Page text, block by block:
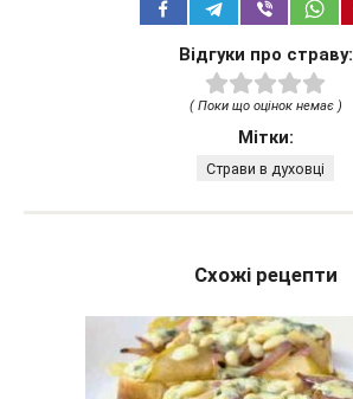
Відгуки про страву:
( Поки що оцінок немає )
Мітки:
Страви в духовці
Схожі рецепти